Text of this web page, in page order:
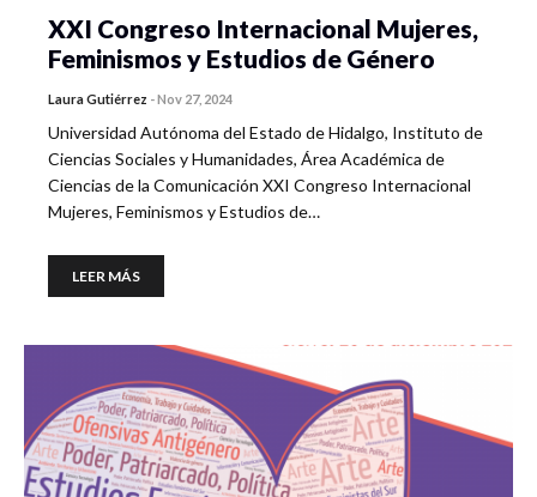
XXI Congreso Internacional Mujeres,
Feminismos y Estudios de Género
Laura Gutiérrez -Nov 27, 2024
Universidad Autónoma del Estado de Hidalgo, Instituto de
Ciencias Sociales y Humanidades, Área Académica de
Ciencias de la Comunicación XXI Congreso Internacional
Mujeres, Feminismos y Estudios de…
LEER MÁS